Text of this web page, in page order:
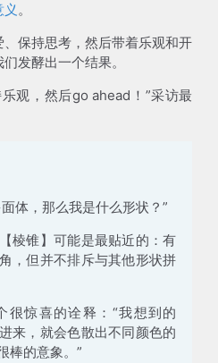
。
保持思考，然后带着乐观和开
发酵出一个结果。
观，然后go ahead！”采访最
体，那么我是什么形状？”
棱锥】可能是最贴近的：有
，但并不排斥与其他形状拼
很惊喜的诠释：“我想到的
来，就会色散出不同颜色的
棒的意象。”